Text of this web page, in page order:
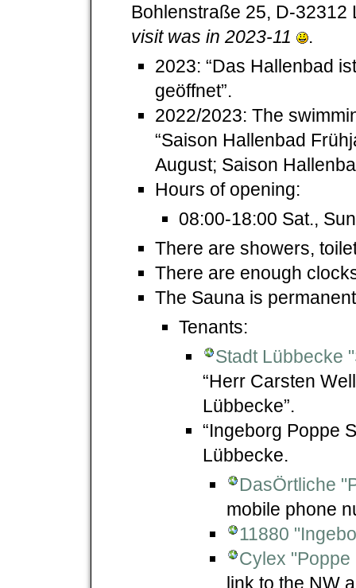
Bohlenstraße 25, D-
visit was in 2023-11
.
2023: “Das Hallenbad
geöffnet”.
2022/2023: The
“Saison Hallenbad
August; Saison
Hours of opening:
08:00-18:00 Sat.,
There are showers,
There are enough
The Sauna is
Tenants:
Stadt Lübbecke
“Herr Carsten
Lübbecke”.
“Ingeborg Poppe
Lübbecke.
DasÖrtliche
mobile phone
11880
Cylex
link to the NW